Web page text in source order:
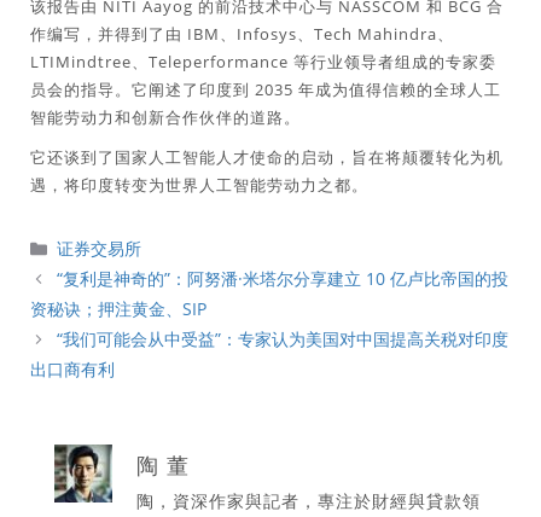
该报告由 NITI Aayog 的前沿技术中心与 NASSCOM 和 BCG 合
作编写，并得到了由 IBM、Infosys、Tech Mahindra、
LTIMindtree、Teleperformance 等行业领导者组成的专家委
员会的指导。它阐述了印度到 2035 年成为值得信赖的全球人工
智能劳动力和创新合作伙伴的道路。
它还谈到了国家人工智能人才使命的启动，旨在将颠覆转化为机
遇，将印度转变为世界人工智能劳动力之都。
分
類
证券交易所
“复利是神奇的”：阿努潘·米塔尔分享建立 10 亿卢比帝国的投
资秘诀；押注黄金、SIP
“我们可能会从中受益”：专家认为美国对中国提高关税对印度
出口商有利
陶 董
陶，資深作家與記者，專注於財經與貸款領